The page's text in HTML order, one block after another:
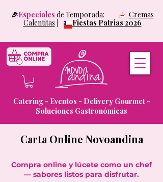
Catering - Eventos - Delivery Gourmet -
Soluciones Gastronómicas
🎉Especiales de Temporada: Cremas
Calentitas
Fiestas Patrias 2026
Carta Online Novoandina
Compra online y lúcete como un chef
— sabores listos para disfrutar.